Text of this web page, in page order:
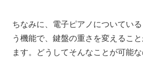
ちなみに、電子ピアノについている
う機能で、 鍵盤の重さを変えるこ
ます。
どうしてそんなことが可能